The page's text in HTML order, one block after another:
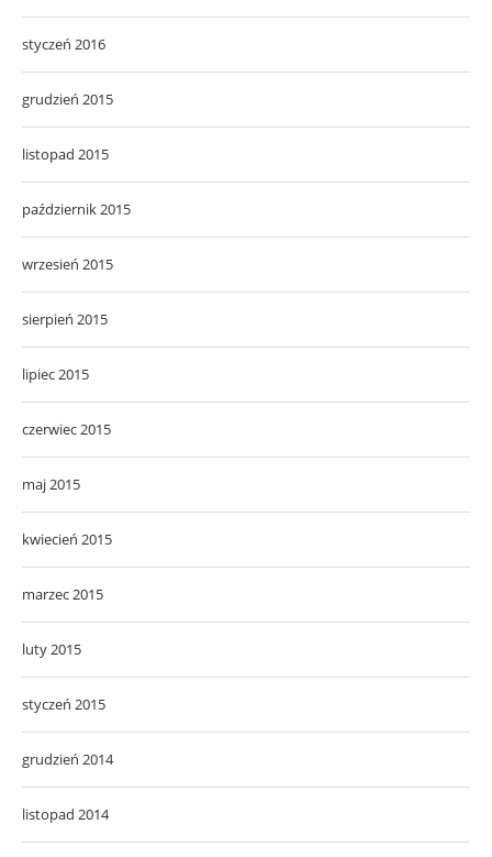
styczeń 2016
grudzień 2015
listopad 2015
październik 2015
wrzesień 2015
sierpień 2015
lipiec 2015
czerwiec 2015
maj 2015
kwiecień 2015
marzec 2015
luty 2015
styczeń 2015
grudzień 2014
listopad 2014